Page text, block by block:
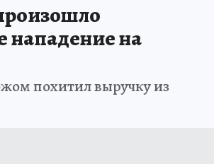
нападение на
похитил выручку из